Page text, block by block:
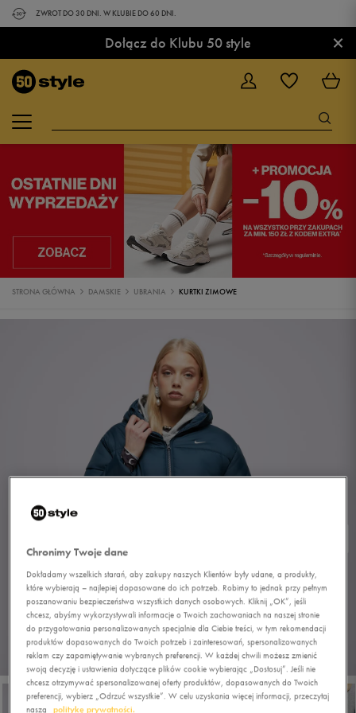
ZWROT DO 30 DNI. W KLUBIE DO 60 DNI.
Dołącz do Klubu 50 style ×
STRONA GŁÓWNA DAMSKIE UBRANIA KURTKI ZIMOWE
Chronimy Twoje dane
Dokładamy wszelkich starań, aby zakupy naszych Klientów były udane, a produkty,
które wybierają – najlepiej dopasowane do ich potrzeb. Robimy to jednak przy pełnym
poszanowaniu bezpieczeństwa wszystkich danych osobowych. Kliknij „OK”, jeśli
chcesz, abyśmy wykorzystywali informacje o Twoich zachowaniach na naszej stronie
do przygotowania personalizowanych specjalnie dla Ciebie treści, w tym rekomendacji
produktów dopasowanych do Twoich potrzeb i zainteresowań, spersonalizowanych
reklam czy zapamiętywanie wybranych preferencji. W każdej chwili możesz zmienić
swoją decyzję i ustawienia dotyczące plików cookie wybierając „Dostosuj”. Jeśli nie
chcesz otrzymywać spersonalizowanej oferty produktów, dopasowanych do Twoich
preferencji, wybierz „Odrzuć wszystkie”. W celu uzyskania więcej informacji, przeczytaj
naszą
politykę prywatności.